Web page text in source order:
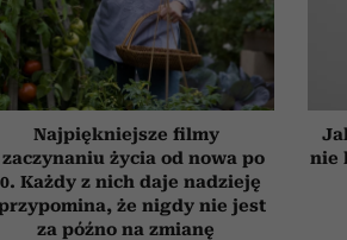
Najpiękniejsze filmy
zaczynaniu życia od nowa po
Każdy z nich daje nadzieję
że nigdy nie jest
za późno na zmianę
nie